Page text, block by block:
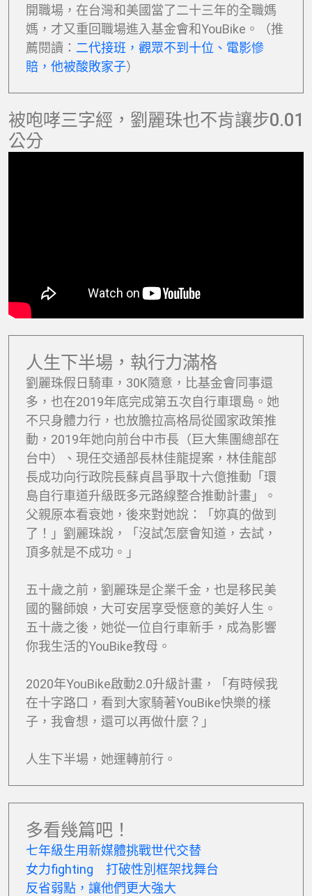
開職場，在台灣和美國當了二十三年的全職媽
媽，才又重回職場進入基金會和YouBike。（推
薦閱讀： 二代接班，觀眾不到十位、電影慘
賠，他被酸敗家子）
被咆哮三字經，劉麗珠也不肯讓步0.01
公分
人生下半場，執行力滿格
劉麗珠假日騎車，30K隨意，比基金會同事還
多，也在2019年底完成第五次自行車環島。她
不只身體力行，也放膽拉高格局從國家政策推
動，2019年她向前台中市長（巨大集團總部在
台中）、現任交通部長林佳龍提案，林佳龍部
長成功向行政院長蘇貞昌爭取十六億推動「環
島自行車道升級既多元路線整合推動計畫」。
父親原本看衰她，後來對她說：「妳真的做到
了！」劉麗珠說，「沒試怎麼會知道，去試，
頂多就是不成功。」
五十歲之前，劉麗珠是企業千金，也是移民美
國的醫師娘，大可安居享受愜意的美好人生。
五十歲之後，她從一位自行車新手，成為影響
你我生活的YouBike教母。
2020年YouBike啟動2.0升級計畫，「有時候我
在十字路口，看到大家騎著YouBike快樂的樣
子，我會想，還可以再做什麼？」
人生下半場，她運轉前行。
多看幾篇吧！
七年級生用新媒體挑戰世代交替
女力fighting 打破性別框架找舞台
反省弱點，讓他們更大強大